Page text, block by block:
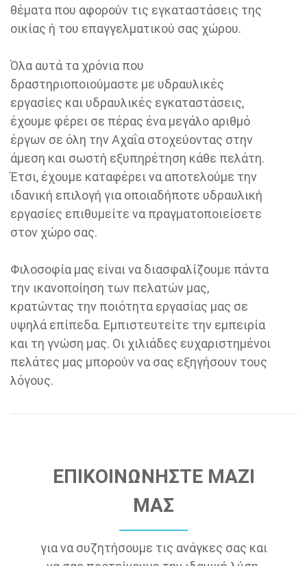
θέματα που αφορούν τις εγκαταστάσεις της
οικίας ή του επαγγελματικού σας χώρου.
Όλα αυτά τα χρόνια που
δραστηριοποιούμαστε με υδραυλικές
εργασίες και υδραυλικές εγκαταστάσεις,
έχουμε φέρει σε πέρας ένα μεγάλο αριθμό
έργων σε όλη την Αχαΐα στοχεύοντας στην
άμεση και σωστή εξυπηρέτηση κάθε πελάτη.
Έτσι, έχουμε καταφέρει να αποτελούμε την
ιδανική επιλογή για οποιαδήποτε υδραυλική
εργασίες επιθυμείτε να πραγματοποιείσετε
στον χώρο σας.
Φιλοσοφία μας είναι να διασφαλίζουμε πάντα
την ικανοποίηση των πελατών μας,
κρατώντας την ποιότητα εργασίας μας σε
υψηλά επίπεδα. Εμπιστευτείτε την εμπειρία
και τη γνώση μας. Οι χιλιάδες ευχαριστημένοι
πελάτες μας μπορούν να σας εξηγήσουν τους
λόγους.
ΕΠΙΚΟΙΝΩΝΗΣΤΕ ΜΑΖΙ
ΜΑΣ
για να συζητήσουμε τις ανάγκες σας και